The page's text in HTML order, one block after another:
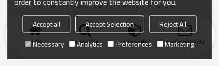
Inicio búsqueda categoría Enviar consulta
Accept all Accept Selection
Reject All
Necessary
Analytics Preferences Marketing